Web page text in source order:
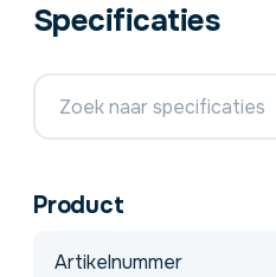
Specificaties
Product
Artikelnummer